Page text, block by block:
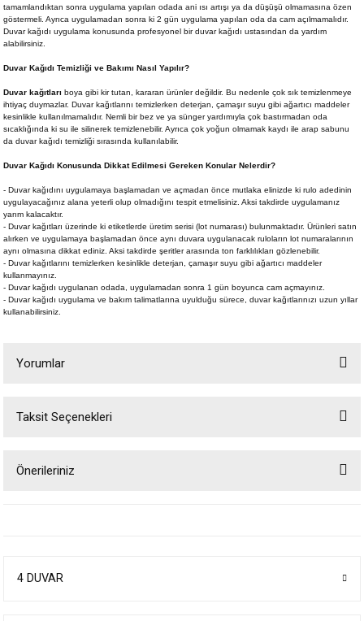
tamamlandıktan sonra uygulama yapılan odada ani ısı artışı ya da düşüşü olmamasına özen
göstermeli. Ayrıca uygulamadan sonra ki 2 gün uygulama yapılan oda da cam açılmamalıdır.
Duvar kağıdı uygulama konusunda profesyonel bir duvar kağıdı ustasından da yardım
alabilirsiniz.
Duvar Kağıdı Temizliği ve Bakımı Nasıl Yapılır?
Duvar kağıtları boya gibi kir tutan, kararan ürünler değildir. Bu nedenle çok sık temizlenmeye
ihtiyaç duymazlar. Duvar kağıtlarını temizlerken deterjan, çamaşır suyu gibi ağartıcı maddeler
kesinlikle kullanılmamalıdır. Nemli bir bez ve ya sünger yardımıyla çok bastırmadan oda
sıcaklığında ki su ile silinerek temizlenebilir. Ayrıca çok yoğun olmamak kaydı ile arap sabunu
da duvar kağıdı temizliği sırasında kullanılabilir.
Duvar Kağıdı Konusunda Dikkat Edilmesi Gereken Konular Nelerdir?
- Duvar kağıdını uygulamaya başlamadan ve açmadan önce mutlaka elinizde ki rulo adedinin
uygulayacağınız alana yeterli olup olmadığını tespit etmelisiniz. Aksi takdirde uygulamanız
yarım kalacaktır.
- Duvar kağıtları üzerinde ki etiketlerde üretim serisi (lot numarası) bulunmaktadır. Ürünleri satın
alırken ve uygulamaya başlamadan önce aynı duvara uygulanacak ruloların lot numaralarının
aynı olmasına dikkat ediniz. Aksi takdirde şeritler arasında ton farklılıkları gözlenebilir.
- Duvar kağıtlarını temizlerken kesinlikle deterjan, çamaşır suyu gibi ağartıcı maddeler
kullanmayınız.
- Duvar kağıdı uygulanan odada, uygulamadan sonra 1 gün boyunca cam açmayınız.
- Duvar kağıdı uygulama ve bakım talimatlarına uyulduğu sürece, duvar kağıtlarınızı uzun yıllar
kullanabilirsiniz.
Yorumlar
Taksit Seçenekleri
Önerileriniz
4 DUVAR